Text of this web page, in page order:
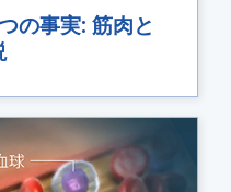
の事実: 筋肉と